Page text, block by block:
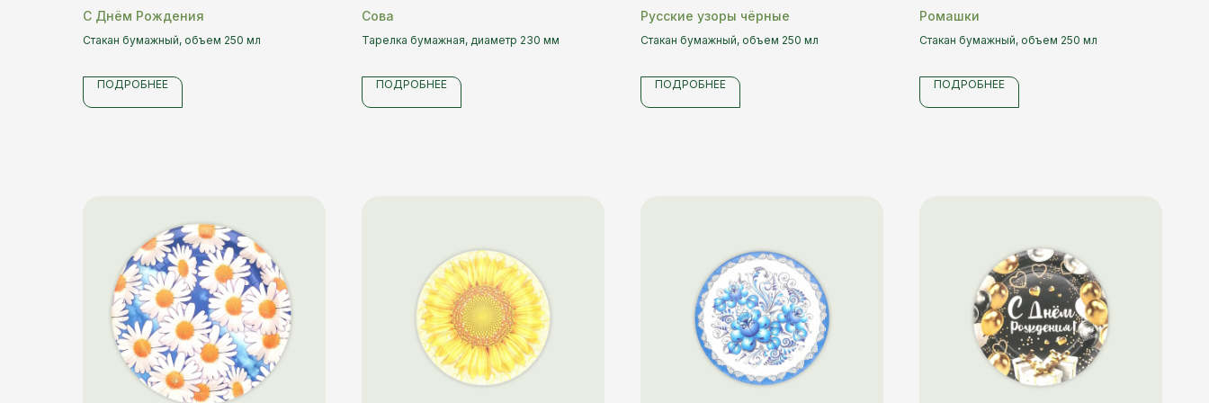
С Днём Рождения
Стакан бумажный, объем 250 мл
ПОДРОБНЕЕ
Сова
Тарелка бумажная, диаметр 230 мм
ПОДРОБНЕЕ
Русские узоры чёрные
Стакан бумажный, объем 250 мл
ПОДРОБНЕЕ
Ромашки
Стакан бумажный, объем 250 мл
ПОДРОБНЕЕ